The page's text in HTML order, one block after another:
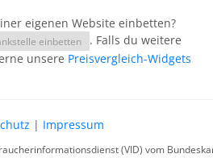
eigenen Website einbetten?
einbetten
. Falls du weitere
unsere Preisvergleich-Widgets
| Impressum
(VID) vom